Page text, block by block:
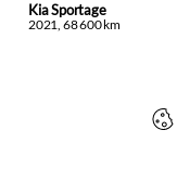
Kia Sportage
2021, 68 600 km